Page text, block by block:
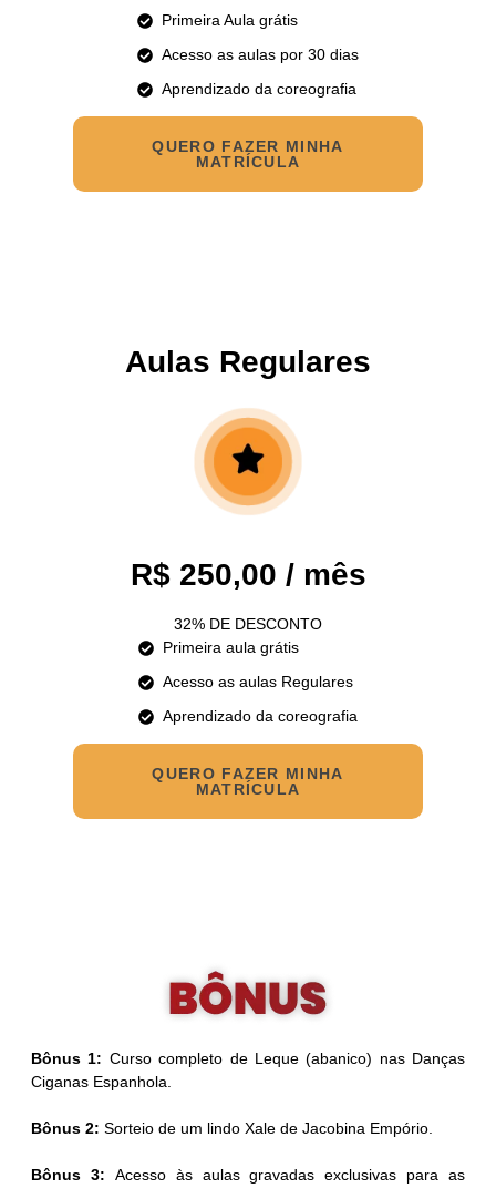
Primeira Aula grátis
Acesso as aulas por 30 dias
Aprendizado da coreografia
QUERO FAZER MINHA
MATRÍCULA
Aulas Regulares
R$ 250,00 / mês
32% DE DESCONTO
Primeira aula grátis
Acesso as aulas Regulares
Aprendizado da coreografia
QUERO FAZER MINHA
MATRÍCULA
Bônus 1: Curso completo de Leque (abanico) nas Danças
Ciganas Espanhola.
Bônus 2: Sorteio de um lindo Xale de Jacobina Empório.
Bônus 3: Acesso às aulas gravadas exclusivas para as